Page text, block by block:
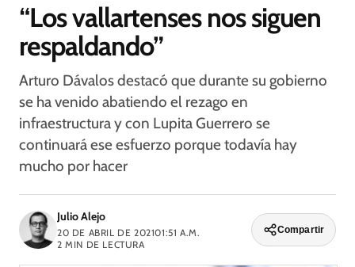
“Los vallartenses nos siguen
respaldando”
Arturo Dávalos destacó que durante su gobierno
se ha venido abatiendo el rezago en
infraestructura y con Lupita Guerrero se
continuará ese esfuerzo porque todavía hay
mucho por hacer
Julio Alejo
20 DE ABRIL DE 202101:51 A.M.
2 MIN DE LECTURA
Compartir